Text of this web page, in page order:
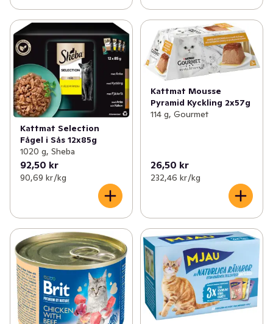
Kattmat Selection
Fågel i Sås 12x85g
1020 g, Sheba
92,50 kr
90,69 kr /kg
Kattmat Mousse
Pyramid Kyckling 2x57g
114 g, Gourmet
26,50 kr
232,46 kr /kg